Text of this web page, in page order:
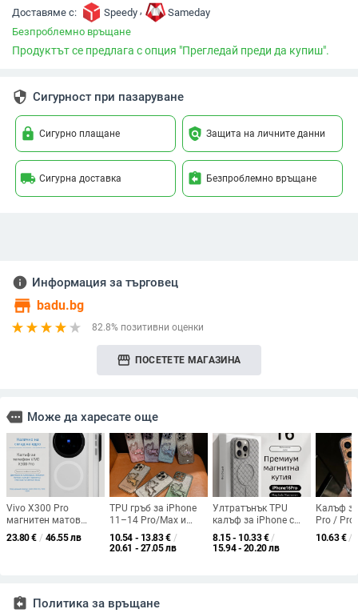
Доставяме с: Speedy ,
Sameday
Безпроблемно връщане
Продуктът се предлага с опция "Прегледай преди да купиш".
security Сигурност при пазаруване
lock Сигурно плащане policy Защита на личните данни
local_shipping Сигурна доставка assignment_return Безпроблемно връщане
info Информация за търговец
store badu.bg
82.8% позитивни оценки
storefront ПОСЕТЕТЕ МАГАЗИНА
more Може да харесате още
Vivo X300 Pro
магнитен матов
калъф — унисекс
минималистичен
23.80€ / 46.55 лв
TPU гръб за iPhone
11–14 Pro/Max и
iPhone 14 Plus с
градиентен пясъчен
10.54 - 13.83€ /
20.61 - 27.05 лв
Ултратънък TPU
калъф за iPhone с
отвеждане на
топлината, текстура
8.15 - 10.33€ /
15.94 - 20.20 лв
Калъф
Pro / Pro
10.63€ /
assignment_return Политика за връщане